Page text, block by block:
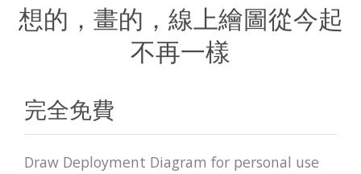
想的，畫的，線上繪圖從今起
不再一樣
完全免費
Draw Deployment Diagram for personal use